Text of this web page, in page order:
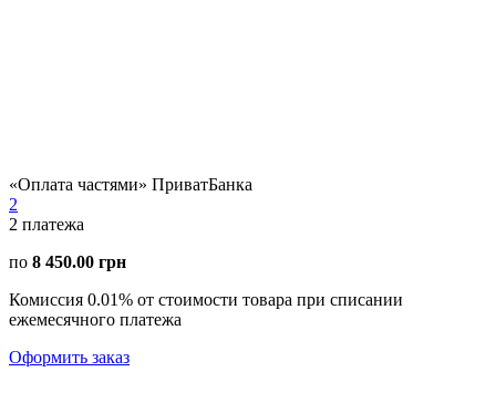
«Оплата частями» ПриватБанка
2
2 платежа
по 8 450.00 грн
Комиссия 0.01% от стоимости товара при списании
ежемесячного платежа
Оформить заказ